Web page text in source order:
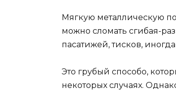
Мягкую металлическую
можно сломать сгибая-
пасатижей, тисков,
Это грубый способо,
некоторых случаях.